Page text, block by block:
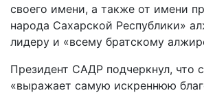
своего имени, а также от имени
народа Сахарской Республики»
лидеру и «всему братскому
Президент САДР подчеркнул, что
«выражает самую искреннюю